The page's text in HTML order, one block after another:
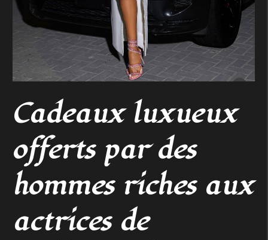
Cadeaux luxueux
offerts par des
hommes riches aux
actrices de